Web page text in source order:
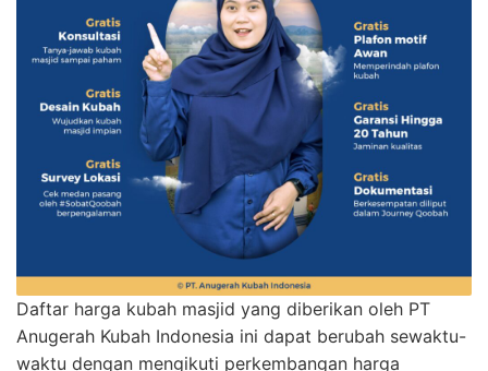
Daftar harga kubah masjid yang diberikan oleh PT
Anugerah Kubah Indonesia ini dapat berubah sewaktu-
waktu dengan mengikuti perkembangan harga